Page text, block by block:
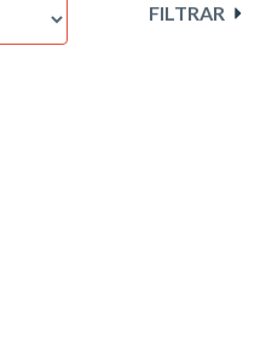
FILTRAR